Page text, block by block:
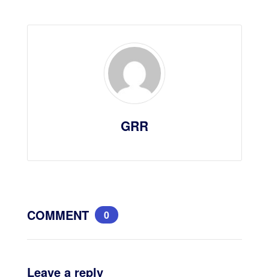
GRR
COMMENT 0
Leave a reply